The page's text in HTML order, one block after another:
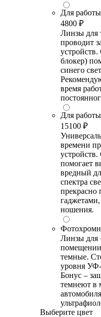
Для
4800 ₽
Линзы для
проводит
блокер)
синего
время
Для
15100 ₽
времени
помогает
вредный
спектра
прекрасно
ношения.
Линзы для
помещении
темные.
уровня
Бонус –
темнеют в
Выберите цвет